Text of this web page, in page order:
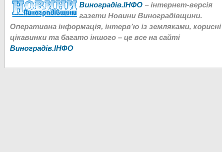
Виноградів.ІНФО – інтернет-версія
газети Новини Виноградівщини.
Оперативна інформація, інтерв’ю із земляками, корисні
цікавинки та багато іншого – це все на сайті
Виноградів.ІНФО